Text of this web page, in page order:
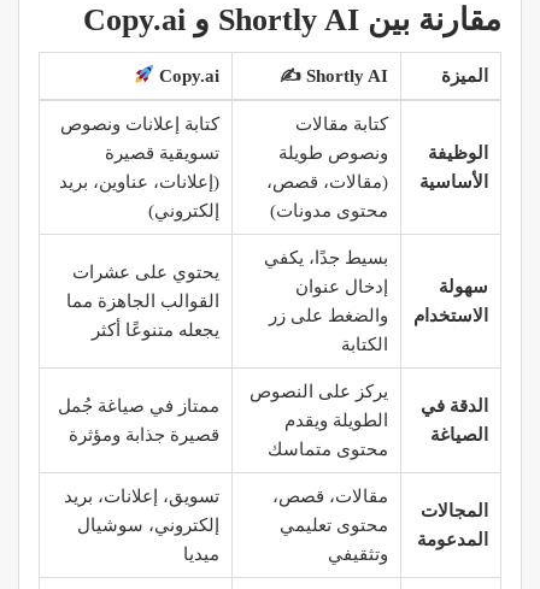
مقارنة بين Shortly AI و Copy.ai
الميزة Shortly AI
✍️
Copy.ai
الوظيفة
الأساسية
كتابة مقالات
ونصوص طويلة
(مقالات، قصص،
محتوى مدونات)
كتابة إعلانات ونصوص
تسويقية قصيرة
(إعلانات، عناوين، بريد
إلكتروني)
سهولة
الاستخدام
بسيط جدًا، يكفي
إدخال عنوان
والضغط على زر
الكتابة
يحتوي على عشرات
القوالب الجاهزة مما
يجعله متنوعًا أكثر
الدقة في
الصياغة
يركز على النصوص
الطويلة ويقدم
محتوى متماسك
ممتاز في صياغة جُمل
قصيرة جذابة ومؤثرة
المجالات
المدعومة
مقالات، قصص،
محتوى تعليمي
وتثقيفي
تسويق، إعلانات، بريد
إلكتروني، سوشيال
ميديا